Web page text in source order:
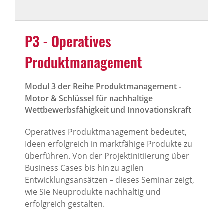
P3 - Operatives
Produktmanagement
Modul 3 der Reihe Produktmanagement -
Motor & Schlüssel für nachhaltige
Wettbewerbsfähigkeit und Innovationskraft
Operatives Produktmanagement bedeutet,
Ideen erfolgreich in marktfähige Produkte zu
überführen. Von der Projektinitiierung über
Business Cases bis hin zu agilen
Entwicklungsansätzen – dieses Seminar zeigt,
wie Sie Neuprodukte nachhaltig und
erfolgreich gestalten.